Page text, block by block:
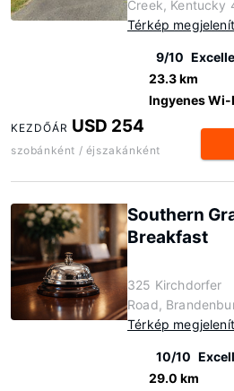
Creek, Kentucky
Térkép
9/10
23.3 km
Ingyenes Wi-
KEZDŐÁR USD 254
szobánként / éjszakánként
Southern
Breakfast
325 Kirchdorfer
Road,
Térkép
10/10
29.0 km